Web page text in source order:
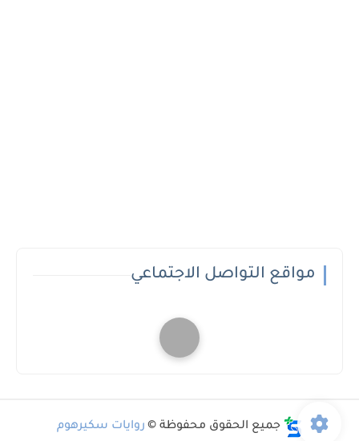
مواقع التواصل الاجتماعي
جميع الحقوق محفوظة © روايات سكيرهوم